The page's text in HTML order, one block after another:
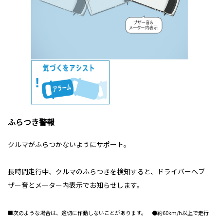
ふらつき警報
クルマがふらつかないようにサポート。
長時間走行中、クルマのふらつきを検知すると、ドライバーへブ
ザー音とメーター内表示でお知らせします。
■次のような場合は、適切に作動しないことがあります。 ●約60km/h以上で走行